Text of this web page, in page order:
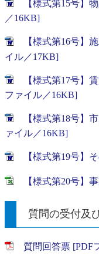
【様式第15号】
／16KB]
【様式第16号】
イル／17KB]
【様式第17号】
ファイル／16KB]
【様式第18号】
ァイル／16KB]
【様式第19号】
【様式第20号】
質問の受付及
質問回答票 [PDF